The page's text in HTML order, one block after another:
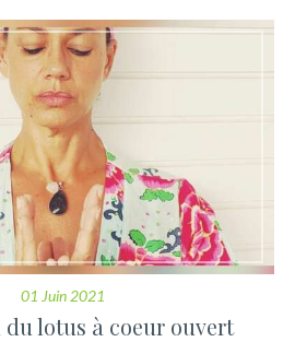
01 Juin 2021
lotus à coeur ouvert